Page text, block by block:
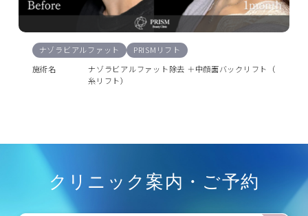
ナゾラビアルファット
PRISMリフト
施術名
ナゾラビアルファット除去 ＋中顔面バックリフト（
糸リフト）
クリニック案内・ご予約